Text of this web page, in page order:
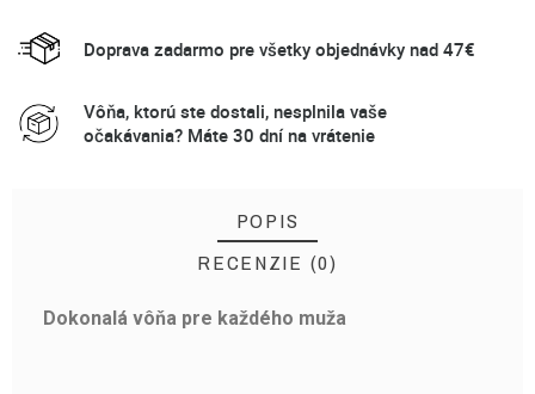
Doprava zadarmo pre všetky objednávky nad 47€
Vôňa, ktorú ste dostali, nesplnila vaše
očakávania? Máte 30 dní na vrátenie
POPIS
RECENZIE (0)
Dokonalá vôňa pre každého muža
BUĎTE PRVÝ, KTO NAPÍŠE RECENZIU!